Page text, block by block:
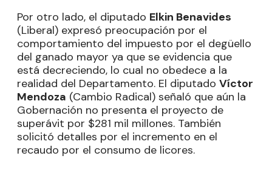
Por otro lado, el diputado Elkin Benavides
(Liberal) expresó preocupación por el
comportamiento del impuesto por el degüello
del ganado mayor ya que se evidencia que
está decreciendo, lo cual no obedece a la
realidad del Departamento. El diputado Víctor
Mendoza (Cambio Radical) señaló que aún la
Gobernación no presenta el proyecto de
superávit por $281 mil millones. También
solicitó detalles por el incremento en el
recaudo por el consumo de licores.